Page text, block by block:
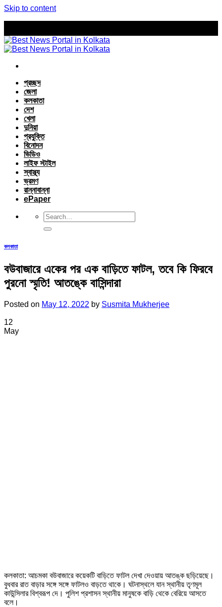
Skip to content
প্রচ্ছদ
জেলা
কলকাতা
দেশ
খেলা
দুনিয়া
প্রযুক্তি
বিনোদন
ভিডিও
লাইফ স্টাইল
স্বাস্থ্য
ভ্রমণ
রান্নাবান্না
ePaper
কলকাতা
বউবাজারে একের পর এক বাড়িতে ফাটল, তবে কি ফিরবে
পুরনো স্মৃতি! আতঙ্কে বাসিন্দারা
Posted on May 12, 2022 by Susmita Mukherjee
12
May
কলকাতা: আচমকা বউবাজারে কয়েকটি বাড়িতে ফাটল দেখা দেওয়ায় আতঙ্ক ছড়িয়েছে।
বুধবার রাত বাড়ার সঙ্গে সঙ্গে ফাটলও বাড়তে থাকে। ঘটনাস্থলে যান স্থানীয় তৃণমূল
কাউন্সিলার বিশ্বরূপ দে। পুলিশ প্রশাসন স্থানীয় মানুষকে বাড়ি থেকে বেরিয়ে আসতে
বলে।